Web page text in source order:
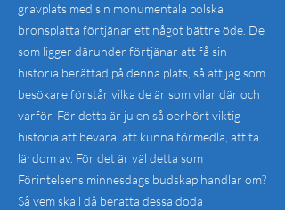
gravplats med sin monumentala polska
bronsplatta förtjänar ett något bättre öde. De
som ligger därunder förtjänar att få sin
historia berättad på denna plats, så att jag som
besökare förstår vilka de är som vilar där och
varför. För detta är ju en så oerhört viktig
historia att bevara, att kunna förmedla, att ta
lärdom av. För det är väl detta som
Förintelsens minnesdags budskap handlar om?
Så vem skall då berätta dessa döda